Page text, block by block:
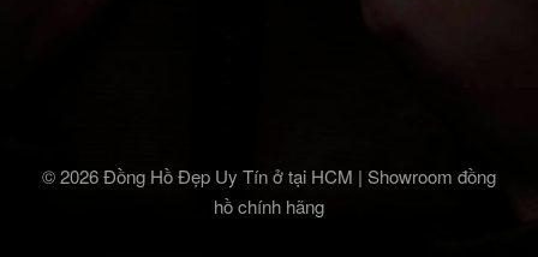
© 2026 Đồng Hồ Đẹp Uy Tín ở tại HCM | Showroom đồng
hồ chính hãng‎